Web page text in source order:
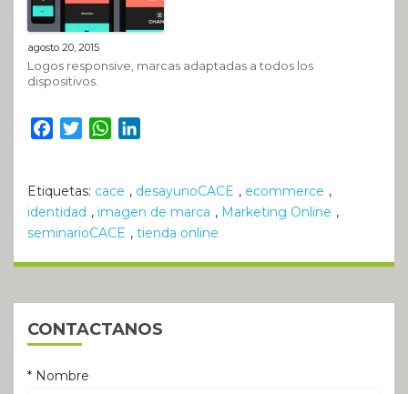
agosto 20, 2015
Logos responsive, marcas adaptadas a todos los
dispositivos.
Facebook
TwitterWhatsApp
Etiquetas: cace , desayunoCACE , ecommerce ,
identidad , imagen de marca , Marketing Online ,
seminarioCACE , tienda online
CONTACTANOS
* Nombre